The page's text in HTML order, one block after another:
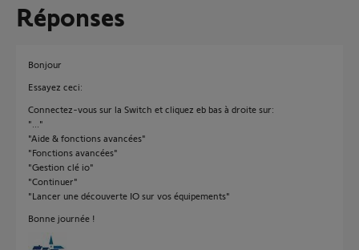
Réponses
Bonjour
Essayez ceci:
Connectez-vous sur la Switch et cliquez eb bas à droite sur:
"..."
"Aide & fonctions avancées"
"Fonctions avancées"
"Gestion clé io"
"Continuer"
"Lancer une découverte IO sur vos équipements"
Bonne journée !